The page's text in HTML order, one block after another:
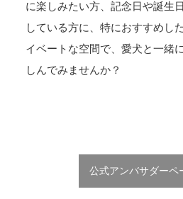
に楽しみたい方、記念日や誕生
している方に、特におすすめし
イベートな空間で、愛犬と一緒
しんでみませんか？
公式アンバサダーペ